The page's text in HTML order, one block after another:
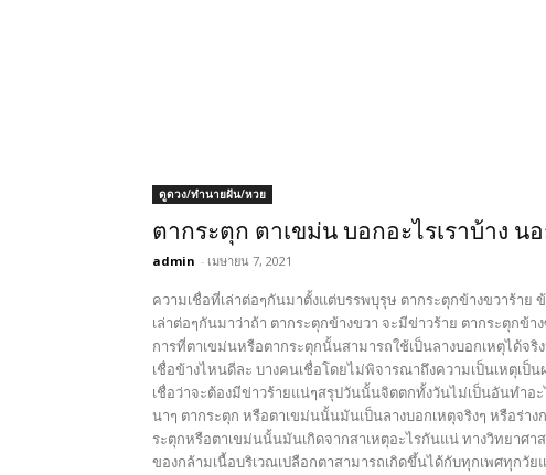
ดูดวง/ทำนายฝัน/หวย
ตากระตุก ตาเขม่น บอกอะไรเราบ้าง น
admin - เมษายน 7, 2021
ความเชื่อที่เล่าต่อๆกันมาตั้งแต่บรรพบุรุษ ตากระตุกข้างขวาร้า
เล่าต่อๆกันมาว่าถ้า ตากระตุกข้างขวา จะมีข่าวร้าย ตากระตุก
การที่ตาเขม่นหรือตากระตุกนั้นสามารถใช้เป็นลางบอกเหตุได้จ
เชื่อข้างไหนดีละ บางคนเชื่อโดยไม่พิจารณาถึงความเป็นเหตุเป็
เชื่อว่าจะต้องมีข่าวร้ายแน่ๆสรุปวันนั้นจิตตกทั้งวันไม่เป็นอันทำอ
นาๆ ตากระตุก หรือตาเขม่นนั้นมันเป็นลางบอกเหตุจริงๆ หรือร่า
ระตุกหรือตาเขม่นนั้นมันเกิดจากสาเหตุอะไรกันแน่ ทางวิทยาศา
ของกล้ามเนื้อบริเวณเปลือกตาสามารถเกิดขึ้นได้กับทุกเพศทุกวัย